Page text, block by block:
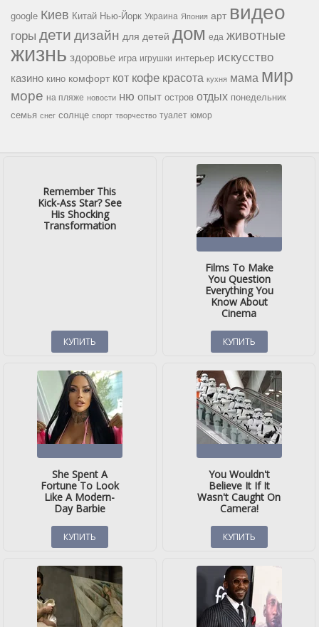
google Киев Китай Нью-Йорк Украина Япония арт видео
горы дети дизайн для детей дом еда животные
жизнь здоровье игра игрушки интерьер искусство
казино кино комфорт кот кофе красота кухня мама мир
море на пляже новости ню опыт остров отдых понедельник
семья снег солнце спорт творчество туалет юмор